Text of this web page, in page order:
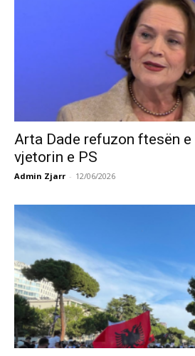
Arta Dade refuzon ftesën e
vjetorin e PS
Admin Zjarr - 12/06/2026